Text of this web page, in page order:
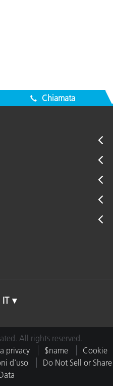
Chiamata
IT
All rights reserved.
privacy $name
Cookie
d'uso
Do Not Sell or Share